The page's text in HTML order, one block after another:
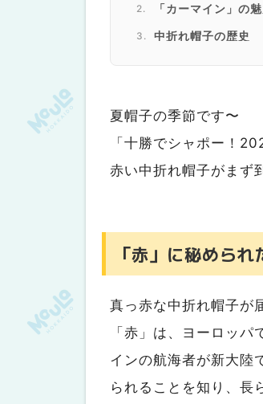
「カーマイン」の
中折れ帽子の歴史
今年のトレンドは？
「いましろ麦わら
夏帽子の季節です〜
「十勝でシャポー！
赤い中折れ帽子がまず
「赤」に秘めら
真っ赤な中折れ帽子が
「赤」は、ヨーロッ
インの航海者が新大陸
られることを知り、長